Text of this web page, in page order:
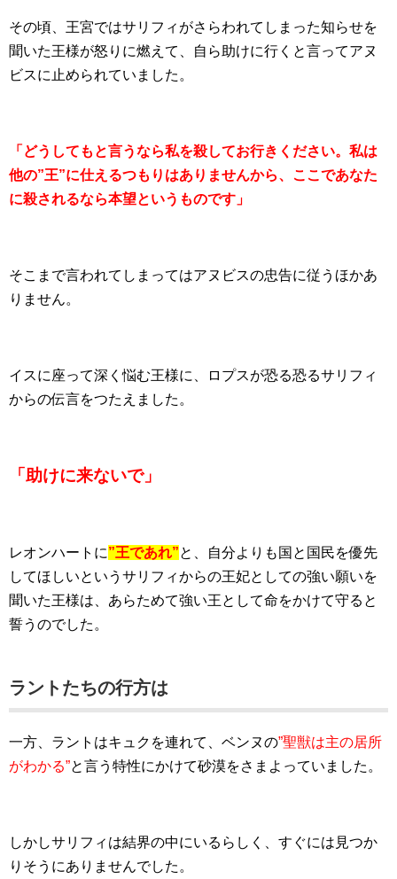
その頃、王宮ではサリフィがさらわれてしまった知らせを
聞いた王様が怒りに燃えて、自ら助けに行くと言ってアヌ
ビスに止められていました。
「どうしてもと言うなら私を殺してお行きください。私は
他の”王”に仕えるつもりはありませんから、ここであなた
に殺されるなら本望というものです」
そこまで言われてしまってはアヌビスの忠告に従うほかあ
りません。
イスに座って深く悩む王様に、ロプスが恐る恐るサリフィ
からの伝言をつたえました。
「助けに来ないで」
レオンハートに”王であれ”と、自分よりも国と国民を優先
してほしいというサリフィからの王妃としての強い願いを
聞いた王様は、あらためて強い王として命をかけて守ると
誓うのでした。
ラントたちの行方は
一方、ラントはキュクを連れて、ベンヌの”聖獣は主の居所
がわかる”と言う特性にかけて砂漠をさまよっていました。
しかしサリフィは結界の中にいるらしく、すぐには見つか
りそうにありませんでした。